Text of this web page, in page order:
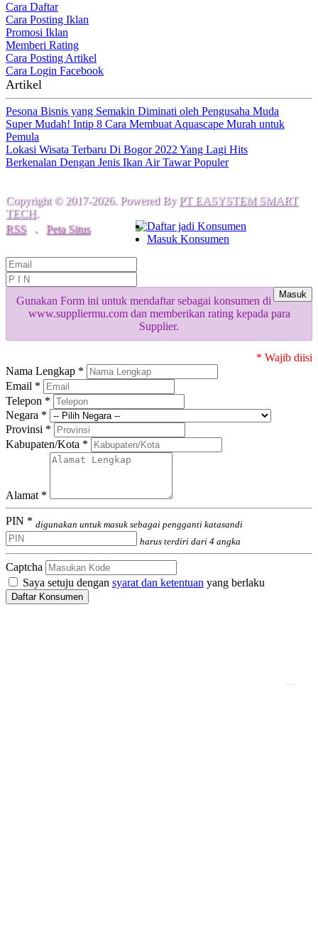
Cara Daftar
Cara Posting Iklan
Promosi Iklan
Memberi Rating
Cara Posting Artikel
Cara Login Facebook
Artikel
Pesona Bisnis yang Semakin Diminati oleh Pengusaha Muda
Super Mudah! Intip 8 Cara Membuat Aquascape Murah untuk
Pemula
Lokasi Wisata Terbaru Di Bogor 2022 Yang Lagi Hits
Berkenalan Dengan Jenis Ikan Air Tawar Populer
Copyright © 2017-2026. Powered By PT EASYSTEM SMART
TECH.
RSS
. Peta Situs
Daftar jadi Konsumen
Masuk Konsumen
Masuk
Gunakan Form ini untuk mendaftar sebagai konsumen di
www.suppliermu.com dan memberikan rating kepada para
Supplier.
* Wajib diisi
Nama Lengkap *
Email *
Telepon *
Negara *
Provinsi *
Kabupaten/Kota *
Alamat *
PIN * digunakan untuk masuk sebagai pengganti katasandi
harus terdiri dari 4 angka
Captcha
Saya setuju dengan syarat dan ketentuan yang berlaku
Daftar Konsumen